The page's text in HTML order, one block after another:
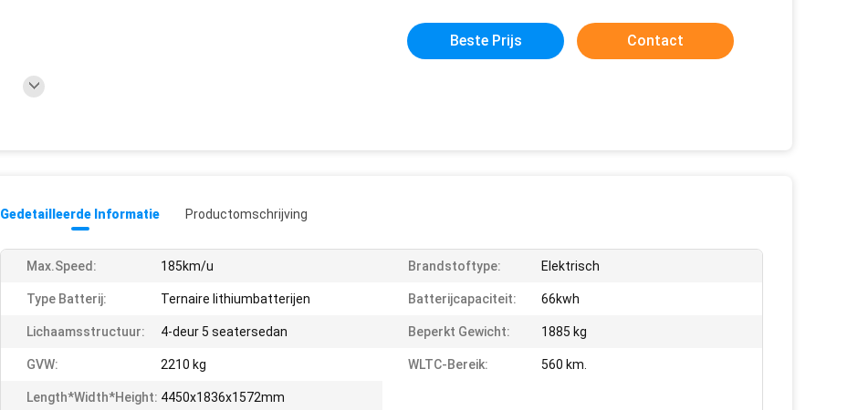
Beste Prijs Contact
Gedetailleerde Informatie Productomschrijving
Max.Speed: 185km/u Brandstoftype: Elektrisch
Type Batterij: Ternaire lithiumbatterijen Batterijcapaciteit: 66kwh
Lichaamsstructuur: 4-deur 5 seatersedan Beperkt Gewicht: 1885 kg
GVW: 2210 kg WLTC-Bereik: 560 km.
Length*Width*Height: 4450x1836x1572mm